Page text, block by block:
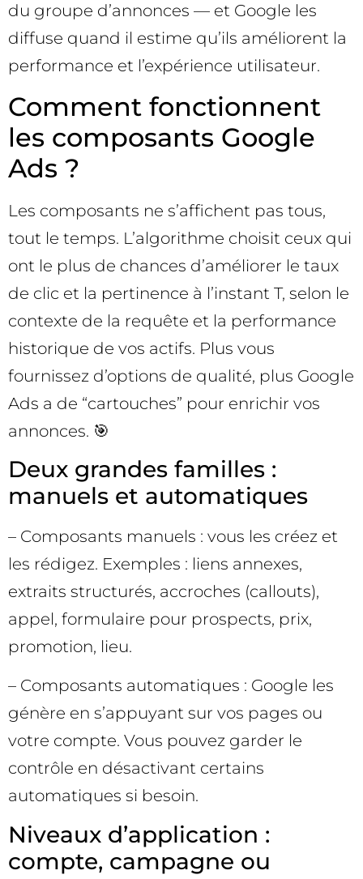
du groupe d’annonces — et Google les
diffuse quand il estime qu’ils améliorent la
performance et l’expérience utilisateur.
Comment fonctionnent
les composants Google
Ads ?
Les composants ne s’affichent pas tous,
tout le temps. L’algorithme choisit ceux qui
ont le plus de chances d’améliorer le taux
de clic et la pertinence à l’instant T, selon le
contexte de la requête et la performance
historique de vos actifs. Plus vous
fournissez d’options de qualité, plus Google
Ads a de “cartouches” pour enrichir vos
annonces. 🎯
Deux grandes familles :
manuels et automatiques
– Composants manuels : vous les créez et
les rédigez. Exemples : liens annexes,
extraits structurés, accroches (callouts),
appel, formulaire pour prospects, prix,
promotion, lieu.
– Composants automatiques : Google les
génère en s’appuyant sur vos pages ou
votre compte. Vous pouvez garder le
contrôle en désactivant certains
automatiques si besoin.
Niveaux d’application :
compte, campagne ou